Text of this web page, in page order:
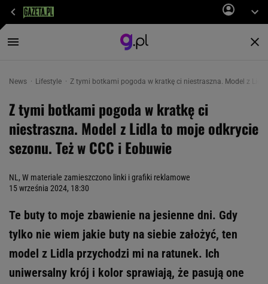
News Lifestyle Z tymi botkami pogoda w kratkę ci niestraszna. Model z
Z tymi botkami pogoda w kratkę ci
niestraszna. Model z Lidla to moje odkrycie
sezonu. Też w CCC i Eobuwie
NL, W materiale zamieszczono linki i grafiki reklamowe
15 września 2024, 18:30
Te buty to moje zbawienie na jesienne dni. Gdy
tylko nie wiem jakie buty na siebie założyć, ten
model z Lidla przychodzi mi na ratunek. Ich
uniwersalny krój i kolor sprawiają, że pasują one